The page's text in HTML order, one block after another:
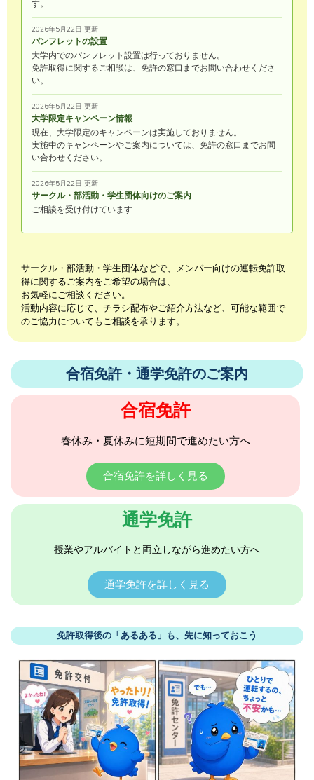
す。
2026年5月22日 更新
パンフレットの設置
大学内でのパンフレット設置は行っておりません。
免許取得に関するご相談は、免許の窓口までお問い合わせくださ
い。
2026年5月22日 更新
大学限定キャンペーン情報
現在、大学限定のキャンペーンは実施しておりません。
実施中のキャンペーンやご案内については、免許の窓口までお問
い合わせください。
2026年5月22日 更新
サークル・部活動・学生団体向けのご案内
ご相談を受け付けています
サークル・部活動・学生団体などで、メンバー向けの運転免許取
得に関するご案内をご希望の場合は、
お気軽にご相談ください。
活動内容に応じて、チラシ配布やご紹介方法など、可能な範囲で
のご協力についてもご相談を承ります。
合宿免許・通学免許のご案内
合宿免許
春休み・夏休みに短期間で進めたい方へ
合宿免許を詳しく見る
通学免許
授業やアルバイトと両立しながら進めたい方へ
通学免許を詳しく見る
免許取得後の「あるある」も、先に知っておこう